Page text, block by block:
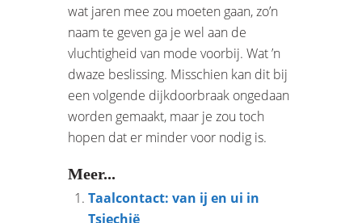
wat jaren mee zou moeten gaan, zo’n
naam te geven ga je wel aan de
vluchtigheid van mode voorbij. Wat ’n
dwaze beslissing. Misschien kan dit bij
een volgende dijkdoorbraak ongedaan
worden gemaakt, maar je zou toch
hopen dat er minder voor nodig is.
Meer...
Taalcontact: van ij en ui in
Tsjechië